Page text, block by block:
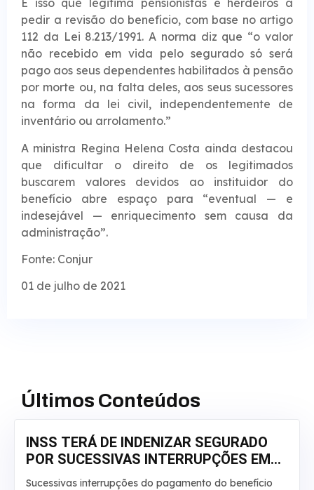
É isso que legitima pensionistas e herdeiros a
pedir a revisão do benefício, com base no artigo
112 da Lei 8.213/1991. A norma diz que “o valor
não recebido em vida pelo segurado só será
pago aos seus dependentes habilitados à pensão
por morte ou, na falta deles, aos seus sucessores
na forma da lei civil, independentemente de
inventário ou arrolamento.”
A ministra Regina Helena Costa ainda destacou
que dificultar o direito de os legitimados
buscarem valores devidos ao instituidor do
benefício abre espaço para “eventual — e
indesejável — enriquecimento sem causa da
administração”.
Fonte: Conjur
01 de julho de 2021
Últimos Conteúdos
INSS TERÁ DE INDENIZAR SEGURADO
POR SUCESSIVAS INTERRUPÇÕES EM
APOSENTADORIA
Sucessivas interrupções do pagamento do benefício